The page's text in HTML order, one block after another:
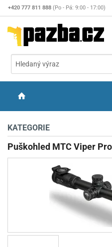
+420 777 811 888 (Po - Pá: 9:00 - 17:00)
OPTIKA
STŘELIVO
PŘÍSLUŠENSTVÍ
DETEKTORY KOVŮ
KATEGORIE
Puškohled MTC Viper